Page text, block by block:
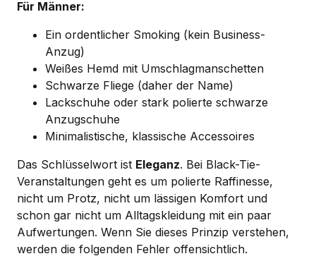
Für Männer:
Ein ordentlicher Smoking (kein Business-
Anzug)
Weißes Hemd mit Umschlagmanschetten
Schwarze Fliege (daher der Name)
Lackschuhe oder stark polierte schwarze
Anzugschuhe
Minimalistische, klassische Accessoires
Das Schlüsselwort ist Eleganz. Bei Black-Tie-
Veranstaltungen geht es um polierte Raffinesse,
nicht um Protz, nicht um lässigen Komfort und
schon gar nicht um Alltagskleidung mit ein paar
Aufwertungen. Wenn Sie dieses Prinzip verstehen,
werden die folgenden Fehler offensichtlich.